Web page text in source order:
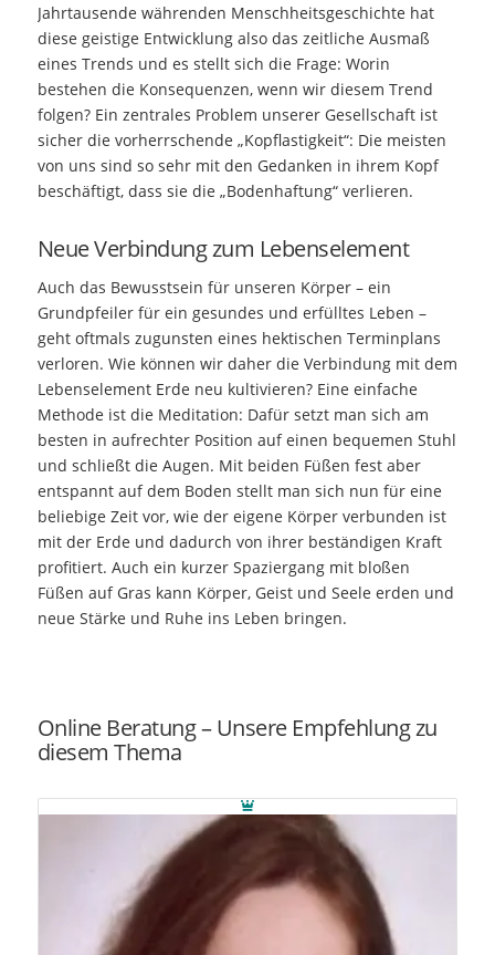
Jahrtausende währenden Menschheitsgeschichte hat
diese geistige Entwicklung also das zeitliche Ausmaß
eines Trends und es stellt sich die Frage: Worin
bestehen die Konsequenzen, wenn wir diesem Trend
folgen? Ein zentrales Problem unserer Gesellschaft ist
sicher die vorherrschende „Kopflastigkeit“: Die meisten
von uns sind so sehr mit den Gedanken in ihrem Kopf
beschäftigt, dass sie die „Bodenhaftung“ verlieren.
Neue Verbindung zum Lebenselement
Auch das Bewusstsein für unseren Körper – ein
Grundpfeiler für ein gesundes und erfülltes Leben –
geht oftmals zugunsten eines hektischen Terminplans
verloren. Wie können wir daher die Verbindung mit dem
Lebenselement Erde neu kultivieren? Eine einfache
Methode ist die Meditation: Dafür setzt man sich am
besten in aufrechter Position auf einen bequemen Stuhl
und schließt die Augen. Mit beiden Füßen fest aber
entspannt auf dem Boden stellt man sich nun für eine
beliebige Zeit vor, wie der eigene Körper verbunden ist
mit der Erde und dadurch von ihrer beständigen Kraft
profitiert. Auch ein kurzer Spaziergang mit bloßen
Füßen auf Gras kann Körper, Geist und Seele erden und
neue Stärke und Ruhe ins Leben bringen.
Online Beratung – Unsere Empfehlung zu
diesem Thema